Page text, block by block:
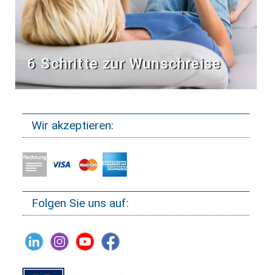
6 Schritte zur Wunschreise
Wir akzeptieren:
Folgen Sie uns auf: